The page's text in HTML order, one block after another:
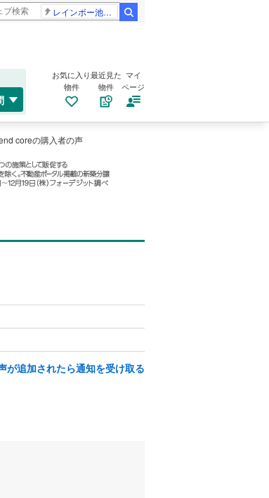
レインボー池田 佐藤佳奈アナ
お気に入り
物件
最近見た
物件
マイ
ページ
coreの購入者の声
が追加されたら通知を受け取る